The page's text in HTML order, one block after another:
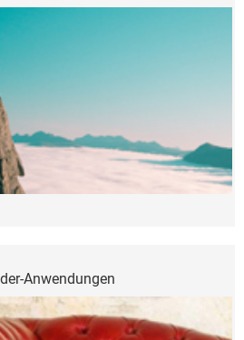
Anwendungen